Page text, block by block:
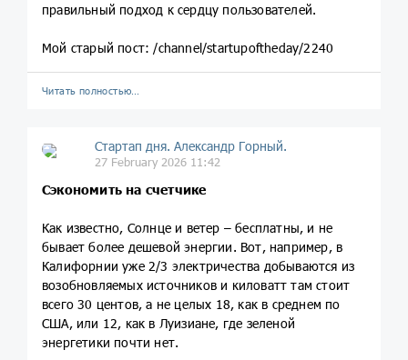
правильный подход к сердцу пользователей.
Мой старый пост: /channel/startupoftheday/2240
Читать полностью…
Стартап дня. Александр Горный.
27 February 2026 11:42
Сэкономить на счетчике
Как известно, Солнце и ветер – бесплатны, и не
бывает более дешевой энергии. Вот, например, в
Калифорнии уже 2/3 электричества добываются из
возобновляемых источников и киловатт там стоит
всего 30 центов, а не целых 18, как в среднем по
США, или 12, как в Луизиане, где зеленой
энергетики почти нет.